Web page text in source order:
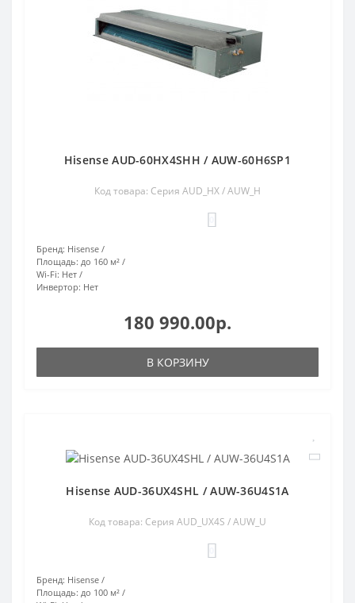
Hisense AUD-60HX4SHH / AUW-60H6SP1
Код товара: Серия AUD_HX / AUW_H
Бренд: Hisense
Площадь: до 160 м²
Wi-Fi: Нет
Инвертор: Нет
180 990.00р.
В КОРЗИНУ
Hisense AUD-36UX4SHL / AUW-36U4S1A
Код товара: Серия AUD_UX4S / AUW_U
Бренд: Hisense
Площадь: до 100 м²